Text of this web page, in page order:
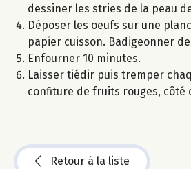
dessiner les stries de la peau
Déposer les oeufs sur une
papier cuisson. Badigeonner
Enfourner 10 minutes.
Laisser tiédir puis tremper
confiture de fruits rouges, côté
Retour à la liste